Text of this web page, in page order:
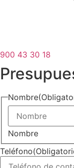
900 43 30 18
Nombre
Nombre
Teléfono